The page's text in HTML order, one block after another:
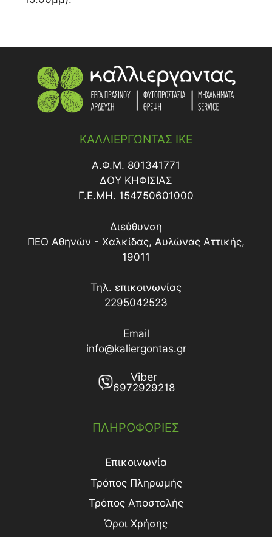
ΚΑΛΛΙΕΡΓΩΝΤΑΣ ΙΚΕ
Α.Φ.Μ. 801341771
ΔΟY ΚΗΦΙΣΙΑΣ
Γ.Ε.ΜΗ. 154750601000
Διεύθυνση
ΠΕΟ Αθηνών - Χαλκίδας, Αυλώνας Αττικής,
19011
Τηλ. επικοινωνίας
2295042523
Email
info@kaliergontas.gr
Viber
6972929218
ΠΛΗΡΟΦΟΡΙΕΣ
Επικοινωνία
Τρόπος Πληρωμής
Τρόπος Aποστολής
Όροι Χρήσης